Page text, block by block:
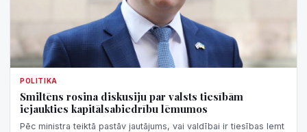
POLITIKA
Smiltēns rosina diskusiju par valsts tiesībām
iejaukties kapitālsabiedrību lēmumos
Pēc ministra teiktā pastāv jautājums, vai valdībai ir tiesības lemt